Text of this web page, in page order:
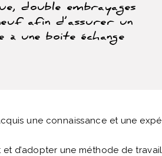
double embrayages
afin d’assurer un
une boite échange
une connaissance et une
d’adopter une méthode de